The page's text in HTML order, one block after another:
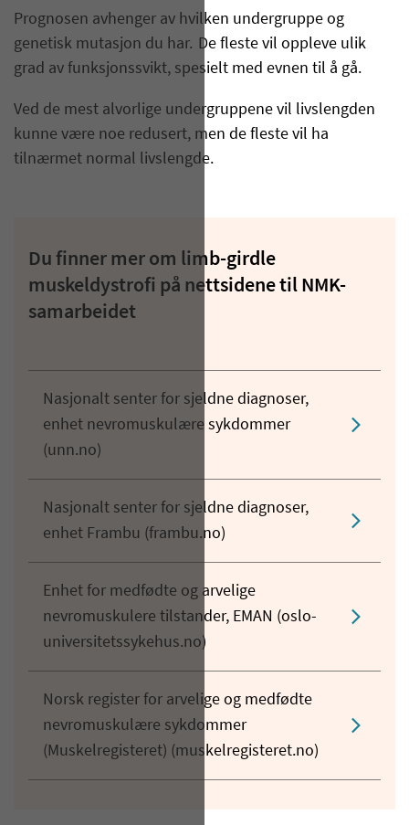
Prognosen avhenger av hvilken undergruppe og
genetisk mutasjon du har. De fleste vil oppleve ulik
grad av funksjonssvikt, spesielt med evnen til å gå.
Ved de mest alvorlige undergruppene vil livslengden
kunne være noe redusert, men de fleste vil ha
tilnærmet normal livslengde.
Du finner mer om limb-girdle
muskeldystrofi på nettsidene til NMK-
samarbeidet
Nasjonalt senter for sjeldne diagnoser,
enhet nevromuskulære sykdommer
(unn.no)
Nasjonalt senter for sjeldne diagnoser,
enhet Frambu (frambu.no)
Enhet for medfødte og arvelige
nevromuskulere tilstander, EMAN (oslo-
universitetssykehus.no)
Norsk register for arvelige og medfødte
nevromuskulære sykdommer
(Muskelregisteret) (muskelregisteret.no)